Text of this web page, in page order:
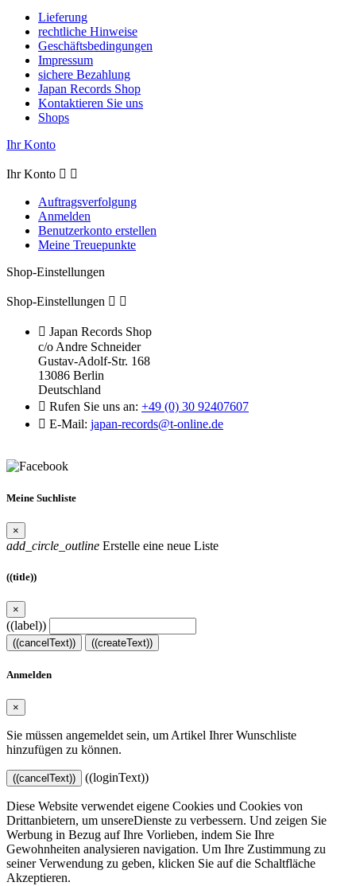
Lieferung
rechtliche Hinweise
Geschäftsbedingungen
Impressum
sichere Bezahlung
Japan Records Shop
Kontaktieren Sie uns
Shops
Ihr Konto
Ihr Konto  
Auftragsverfolgung
Anmelden
Benutzerkonto erstellen
Meine Treuepunkte
Shop-Einstellungen
Shop-Einstellungen  
 Japan Records Shop
c/o Andre Schneider
Gustav-Adolf-Str. 168
13086 Berlin
Deutschland
 Rufen Sie uns an: +49 (0) 30 92407607
 E-Mail: japan-records@t-online.de
Meine Suchliste
×
add_circle_outline Erstelle eine neue Liste
((title))
×
((label))
((cancelText)) ((createText))
Anmelden
×
Sie müssen angemeldet sein, um Artikel Ihrer Wunschliste
hinzufügen zu können.
((cancelText)) ((loginText))
Diese Website verwendet eigene Cookies und Cookies von
Drittanbietern, um unsereDienste zu verbessern. Und zeigen Sie
Werbung in Bezug auf Ihre Vorlieben, indem Sie Ihre
Gewohnheiten analysieren navigation. Um Ihre Zustimmung zu
seiner Verwendung zu geben, klicken Sie auf die Schaltfläche
Akzeptieren.